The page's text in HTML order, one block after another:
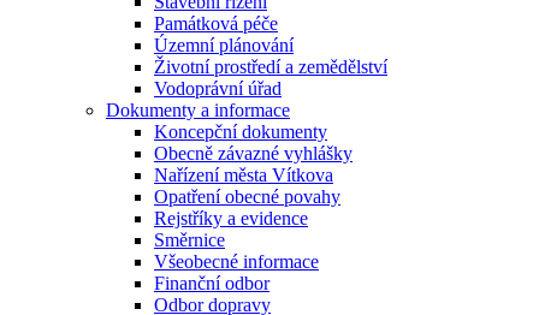
Památková péče
Územní plánování
Životní prostředí a zemědělství
Vodoprávní úřad
Dokumenty a informace
Koncepční dokumenty
Obecně závazné vyhlášky
Nařízení města Vítkova
Opatření obecné povahy
Rejstříky a evidence
Směrnice
Všeobecné informace
Finanční odbor
Odbor dopravy